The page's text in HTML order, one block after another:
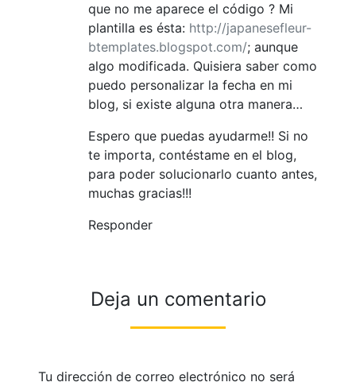
que no me aparece el código ? Mi
plantilla es ésta: http://japanesefleur-
btemplates.blogspot.com/; aunque
algo modificada. Quisiera saber como
puedo personalizar la fecha en mi
blog, si existe alguna otra manera…
Espero que puedas ayudarme!! Si no
te importa, contéstame en el blog,
para poder solucionarlo cuanto antes,
muchas gracias!!!
Responder
Deja un comentario
Tu dirección de correo electrónico no será